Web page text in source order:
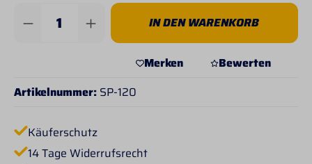
Produkt Anzahl: Gib den gewünschten
IN DEN WARENKORB
Merken
Bewerten
Artikelnummer: SP-120
Käuferschutz
14 Tage Widerrufsrecht